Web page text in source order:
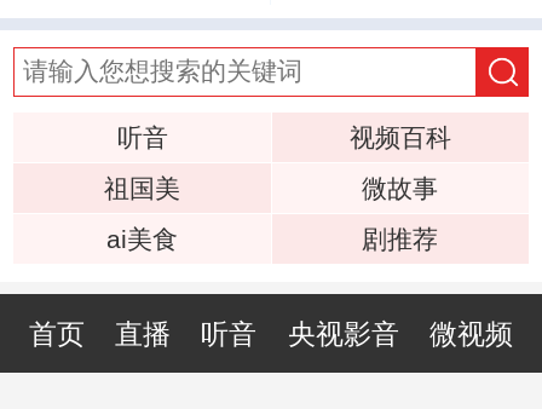
听音
视频百科
祖国美
微故事
ai美食
剧推荐
首页 直播 听音 央视影音 微视频